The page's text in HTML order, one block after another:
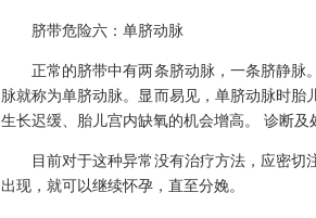
脐带危险六：单脐动脉
正常的脐带中有两条脐动脉，一条脐静脉
脉就称为单脐动脉。显而易见，单脐动脉时胎
生长迟缓、胎儿宫内缺氧的机会增高。 诊断及
目前对于这种异常没有治疗方法，应密切
出现，就可以继续怀孕，直至分娩。